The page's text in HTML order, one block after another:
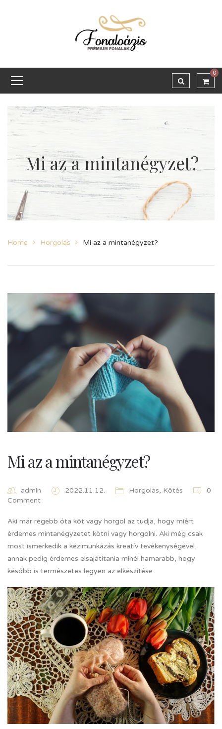
0
Mi az a mintanégyzet?
Home Horgolás Mi az a mintanégyzet?
Mi az a mintanégyzet?
admin 2022.11.12. Horgolás, Kötés
0
Comment
Aki már régebb óta köt vagy horgol az tudja, hogy miért
érdemes mintanégyzetet kötni vagy horgolni. Aki még csak
most ismerkedik a kézimunkázás kreatív tevékenységével,
annak pedig érdemes elsajátítania minél hamarabb, hogy
később is természetes legyen az elkészítése.